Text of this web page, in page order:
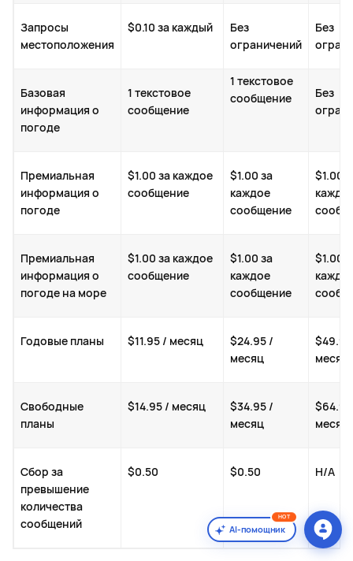
Запросы
местоположения
$0.10 за каждый
Без
ограничений
Без
Базовая
информация о
погоде
1 текстовое
сообщение
1 текстовое
сообщение
Без
Премиальная
информация о
погоде
$1.00 за каждое
сообщение
$1.00 за
каждое
сообщение
$1.00
Премиальная
информация о
погоде на море
$1.00 за каждое
сообщение
$1.00 за
каждое
сообщение
$1.00
Годовые планы $11.95 / месяц
$24.95 /
месяц
месяц
Свободные
планы
$14.95 / месяц
$34.95 /
месяц
месяц
Сбор за
превышение
количества
сообщений
$0.50 $0.50 Н/А
AI-помощник
HOT